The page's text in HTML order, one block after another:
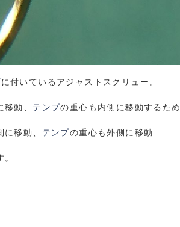
に付いているアジャストスクリュー。
動、 テンプの重心も内側に移動するため
移動、 テンプの重心も外側に移動